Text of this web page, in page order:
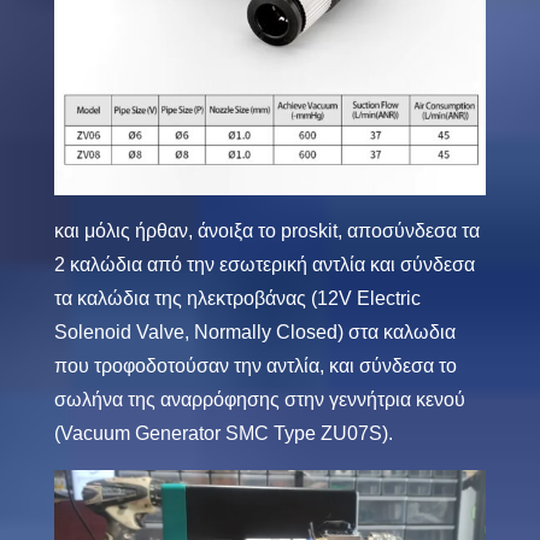
και μόλις ήρθαν, άνοιξα το proskit, αποσύνδεσα τα
2 καλώδια από την εσωτερική αντλία και σύνδεσα
τα καλώδια της ηλεκτροβάνας (12V Electric
Solenoid Valve, Normally Closed) στα καλωδια
που τροφοδοτούσαν την αντλία, και σύνδεσα το
σωλήνα της αναρρόφησης στην γεννήτρια κενού
(Vacuum Generator SMC Type ZU07S).